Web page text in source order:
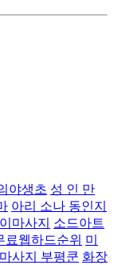
야생초 성 인 만
아리 소나 동인지
마사지
소드아트
료웹하드순위 미
사지 부평쿤 화장